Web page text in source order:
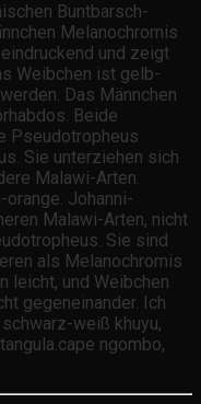
Buntbarsch-
Melanochromis
und zeigt
Weibchen ist gelb-
Das Männchen
Beide
Pseudotropheus
Sie unterziehen sich
Malawi-Arten.
Johanni-
Malawi-Arten, nicht
Sie sind
als Melanochromis
leicht, und Weibchen
gegeneinander. Ich
weiß khuyu,
ngombo,